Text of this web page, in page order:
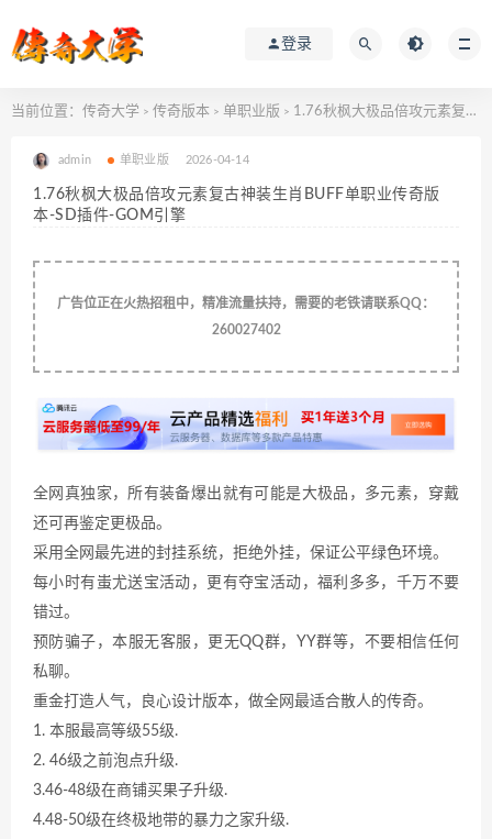
登录
当前位置： 传奇大学 > 传奇版本 > 单职业版 > 1.76秋枫大极品倍攻元素复古神装生肖BUFF单职业传奇版本-SD插件-GOM引擎
admin 单职业版 2026-04-14
1.76秋枫大极品倍攻元素复古神装生肖BUFF单职业传奇版
本-SD插件-GOM引擎
广告位正在火热招租中，精准流量扶持，需要的老铁请联系QQ：
260027402
全网真独家，所有装备爆出就有可能是大极品，多元素，穿戴
还可再鉴定更极品。
采用全网最先进的封挂系统，拒绝外挂，保证公平绿色环境。
每小时有蚩尤送宝活动，更有夺宝活动，福利多多，千万不要
错过。
预防骗子，本服无客服，更无QQ群，YY群等，不要相信任何
私聊。
重金打造人气，良心设计版本，做全网最适合散人的传奇。
1. 本服最高等级55级.
2. 46级之前泡点升级.
3.46-48级在商铺买果子升级.
4.48-50级在终极地带的暴力之家升级.